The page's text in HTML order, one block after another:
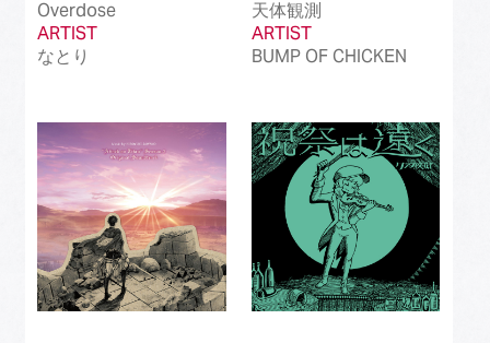
Overdose
ARTIST
なとり
天体観測
ARTIST
BUMP OF CHICKEN